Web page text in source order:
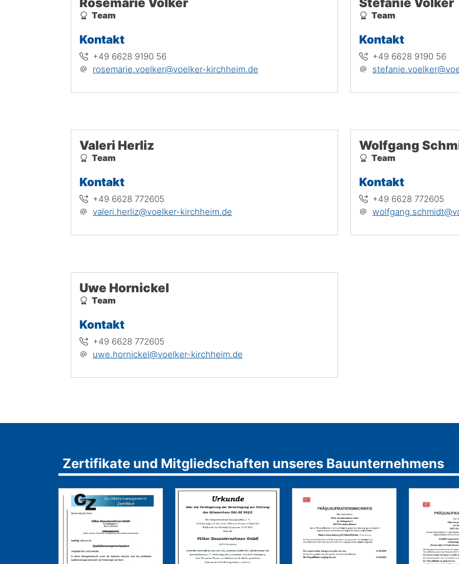
Rosemarie Völker
Team
Kontakt
+49 6628 9190 56
rosemarie.voelker@voelker-kirchheim.de
Stefanie Völker
Team
Kontakt
+49 6628 9190 56
Valeri Herliz
Team
Kontakt
+49 6628 772605
valeri.herliz@voelker-kirchheim.de
Wolfgang
Team
Kontakt
+49 6628 772605
Uwe Hornickel
Team
Kontakt
+49 6628 772605
uwe.hornickel@voelker-kirchheim.de
Zertifikate und Mitgliedschaften unseres Bauunternehmens